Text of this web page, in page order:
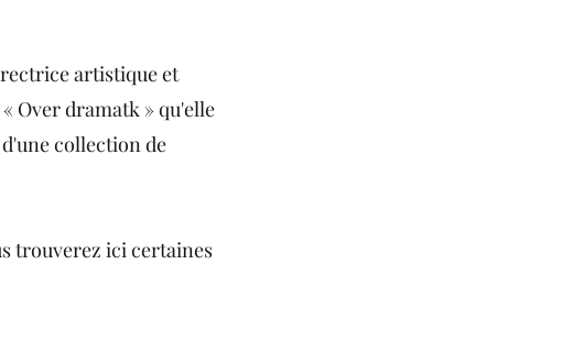
artistique et
Over dramatk » qu'elle
collection de
trouverez ici certaines